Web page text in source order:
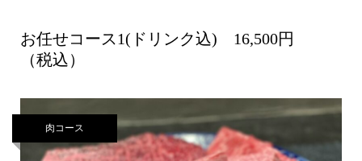
お任せコース1(ドリンク込) 16,500円
（税込）
肉コース